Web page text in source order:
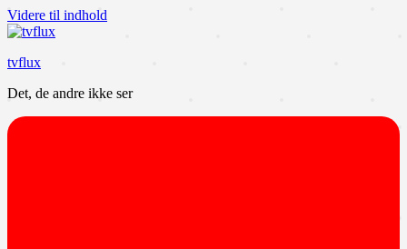
Videre til indhold
tvflux
Det, de andre ikke ser